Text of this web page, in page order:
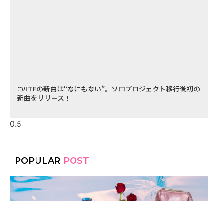
CVLTEの新曲は“なにもない”。ソロプロジェクト移行後初の
新曲をリリース！
POPULAR POST